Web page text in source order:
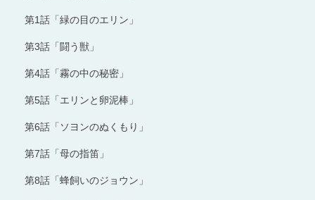
第1話「緑の目のエリン」
第3話「闘う獣」
第4話「霧の中の秘密」
第5話「エリンと卵泥棒」
第6話「ソヨンのぬくもり」
第7話「母の指笛」
第8話「蜂飼いのジョウン」